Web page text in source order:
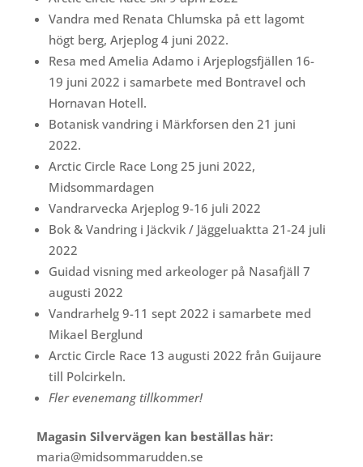
Vandra med Renata Chlumska på ett lagomt
högt berg, Arjeplog 4 juni 2022.
Resa med Amelia Adamo i Arjeplogsfjällen 16-
19 juni 2022 i samarbete med Bontravel och
Hornavan Hotell.
Botanisk vandring i Märkforsen den 21 juni
2022.
Arctic Circle Race Long 25 juni 2022,
Midsommardagen
Vandrarvecka Arjeplog 9-16 juli 2022
Bok & Vandring i Jäckvik / Jäggeluaktta 21-24 juli
2022
Guidad visning med arkeologer på Nasafjäll 7
augusti 2022
Vandrarhelg 9-11 sept 2022 i samarbete med
Mikael Berglund
Arctic Circle Race 13 augusti 2022 från Guijaure
till Polcirkeln.
Fler evenemang tillkommer!
Magasin Silvervägen kan beställas här:
maria@midsommarudden.se